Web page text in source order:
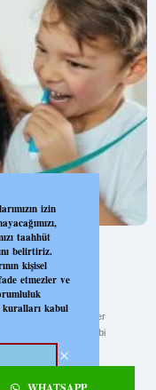
izin
taahhüt
belirtiriz.
kişisel
etmezler ve
kabul
Tarihinde
Diş’e aittir. İzinsiz
bulunan bilgiler
hekimin hastasını tıbbi